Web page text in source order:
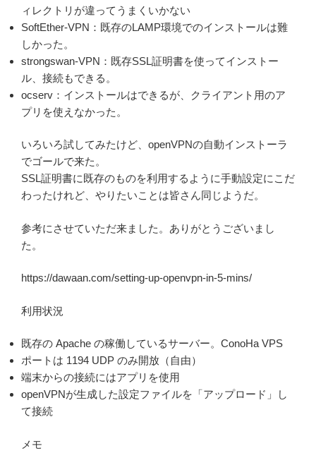
ィレクトリが違ってうまくいかない
SoftEther-VPN：既存のLAMP環境でのインストールは難
しかった。
strongswan-VPN：既存SSL証明書を使ってインストー
ル、接続もできる。
ocserv：インストールはできるが、クライアント用のア
プリを使えなかった。
いろいろ試してみたけど、openVPNの自動インストーラ
でゴールで来た。
SSL証明書に既存のものを利用するように手動設定にこだ
わったけれど、やりたいことは皆さん同じようだ。
参考にさせていただ来ました。ありがとうございまし
た。
https://dawaan.com/setting-up-openvpn-in-5-mins/
利用状況
既存の Apache の稼働しているサーバー。ConoHa VPS
ポートは 1194 UDP のみ開放（自由）
端末からの接続にはアプリを使用
openVPNが生成した設定ファイルを「アップロード」し
て接続
メモ